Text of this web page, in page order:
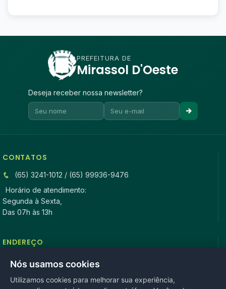
PREFEITURA DE
Mirassol D'Oeste
Deseja receber nossa newsletter?
CONTATOS
(65) 3241-1012 / (65) 99936-9476
Horário de atendimento:
Segunda à Sexta,
Das 07h às 13h
ENDEREÇO
Rua Antonio Tavares, n° 3310, Centro CEP: 78.280-000 -
Mirassol D’Oeste, MT
Nós usamos cookies
Utilizamos cookies para melhorar sua experiência,